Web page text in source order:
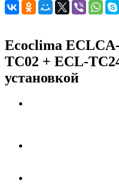
Ecoclima
TC02 + ECL-
установкой